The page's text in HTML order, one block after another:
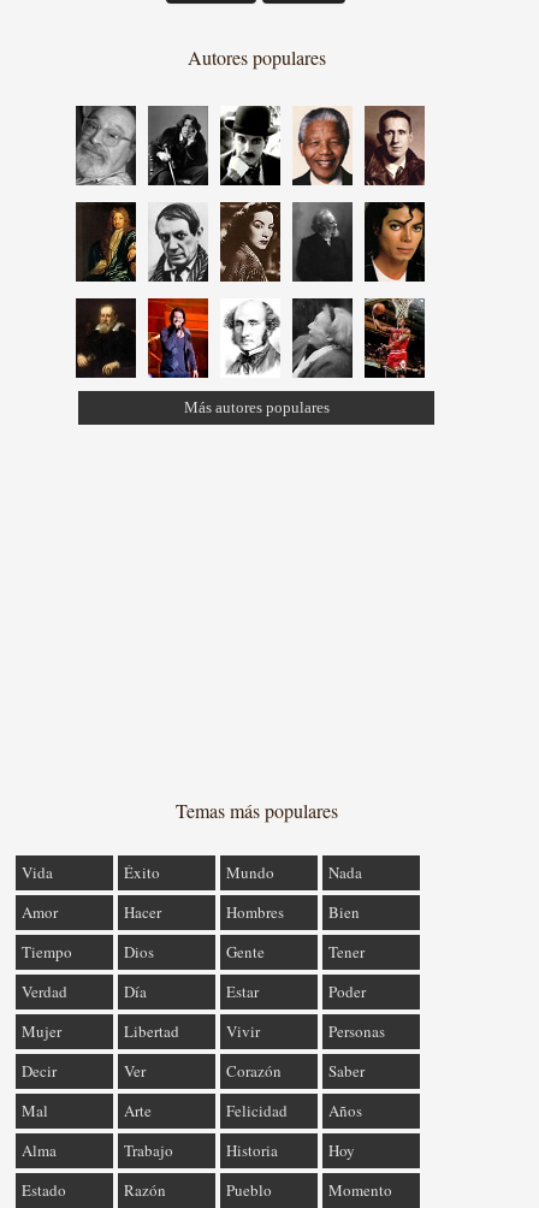
Autores populares
Más autores populares
Temas más populares
Vida Éxito Mundo
Nada
Amor
Hacer Hombres
Bien
Tiempo
Dios Gente
Tener
Verdad
Día Estar
Poder
Mujer
Libertad Vivir
Personas
Decir
Ver Corazón
Saber
Mal
Arte Felicidad
Años
Alma
Trabajo Historia
Hoy
Estado
Razón Pueblo Momento